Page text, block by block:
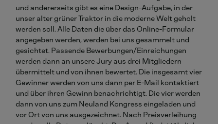
und andererseits gibt es eine Design-Aufgabe, in der
unser alter grüner Traktor in die moderne Welt geholt
werden soll. Alle Daten die über das Online-Formular
angegeben werden, werden bei uns gesammelt und
gesichtet. Passende Bewerbungen/Einreichungen
werden dann an unsere Jury aus drei Mitgliedern
übermittelt und von ihnen bewertet. Die insgesamt vier
Gewinner werden von uns dann per E-Mail kontaktiert
und über ihren Gewinn benachrichtigt. Die vier werden
dann von uns zum Neuland Kongress eingeladen und
vor Ort von uns ausgezeichnet. Nach Preisverleihung